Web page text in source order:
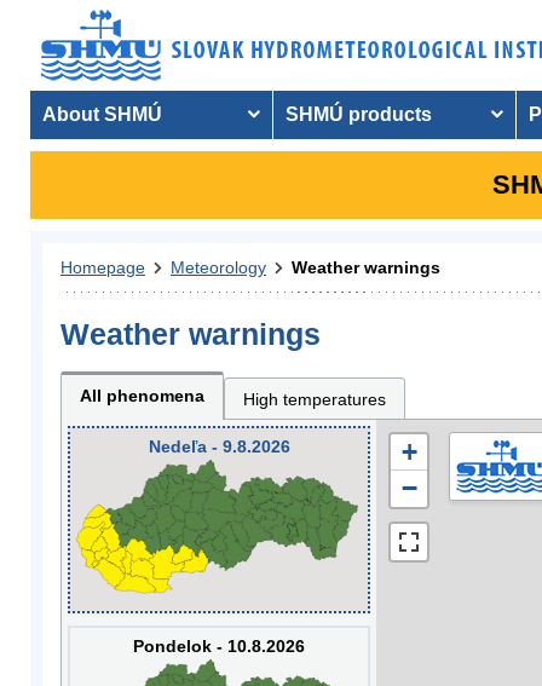
About SHMÚ SHMÚ products
Homepage Meteorology Weather warnings
Weather warnings
All phenomena High temperatures
Nedeľa - 9.8.2026
Pondelok - 10.8.2026
+
−